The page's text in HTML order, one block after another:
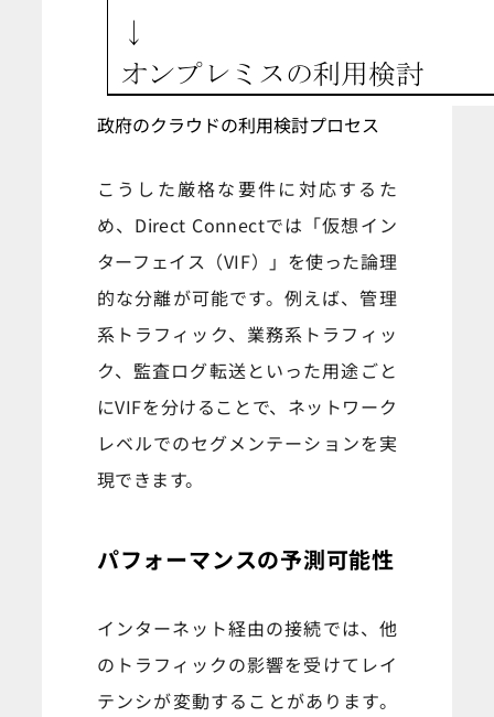
政府のクラウドの利用検討プロセス
こうした厳格な要件に対応するた
め、Direct Connectでは「仮想イン
ターフェイス（VIF）」を使った論理
的な分離が可能です。例えば、管理
系トラフィック、業務系トラフィッ
ク、監査ログ転送といった用途ごと
にVIFを分けることで、ネットワーク
レベルでのセグメンテーションを実
現できます。
パフォーマンスの予測可能性
インターネット経由の接続では、他
のトラフィックの影響を受けてレイ
テンシが変動することがあります。